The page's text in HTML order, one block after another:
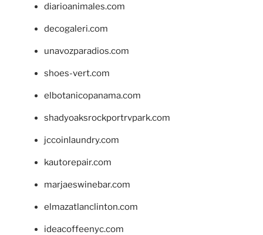
diarioanimales.com
decogaleri.com
unavozparadios.com
shoes-vert.com
elbotanicopanama.com
shadyoaksrockportrvpark.com
jccoinlaundry.com
kautorepair.com
marjaeswinebar.com
elmazatlanclinton.com
ideacoffeenyc.com